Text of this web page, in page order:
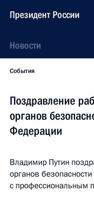
Президент России
Новости
События
Поздравление
органов
Федерации
Владимир Путин
органов
с профессиональным